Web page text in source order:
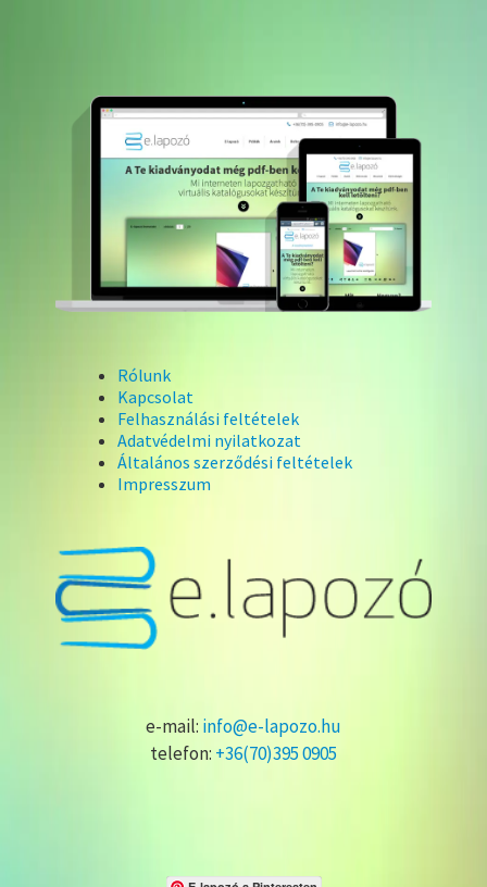
Rólunk
Kapcsolat
Felhasználási feltételek
Adatvédelmi nyilatkozat
Általános szerződési feltételek
Impresszum
e-mail: info@e-lapozo.hu
telefon: +36(70)395 0905